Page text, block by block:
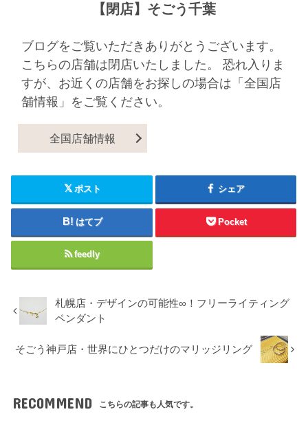
【閉店】そごう千葉
ブログをご覧いただきありがとうございます。
こちらの店舗は閉店いたしました。 恐れ入りま
すが、お近くの店舗をお探しの場合は「全国店
舗情報」をご覧ください。
全国店舗情報
ポスト シェア
はてブ Pocket
feedly
札幌店・デザインの可能性∞！フリーライティング
ペンダント
そごう神戸店・世界にひとつだけのマリッジリング
RECOMMEND こちらの記事も人気です。